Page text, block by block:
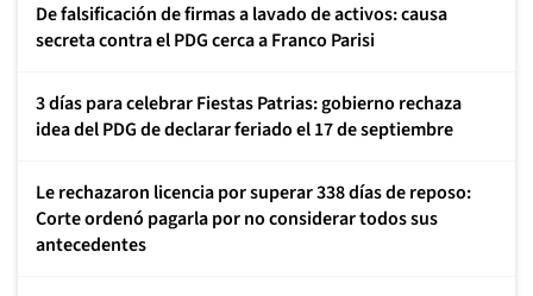
De falsificación de firmas a lavado de activos: causa
secreta contra el PDG cerca a Franco Parisi
3 días para celebrar Fiestas Patrias: gobierno rechaza
idea del PDG de declarar feriado el 17 de septiembre
Le rechazaron licencia por superar 338 días de reposo:
Corte ordenó pagarla por no considerar todos sus
antecedentes